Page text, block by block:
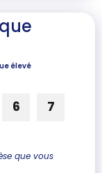
élevé
6 7
que vous